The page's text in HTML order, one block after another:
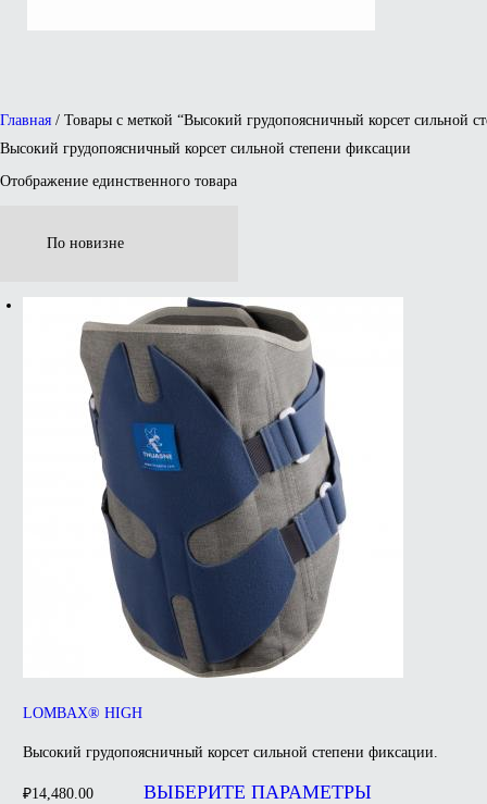
Главная / Товары с меткой “Высокий грудопоясничный корсет сильной
Высокий грудопоясничный корсет сильной степени фиксации
Отображение единственного товара
LOMBAX® HIGH
Высокий грудопоясничный корсет сильной степени фиксации.
₽14,480.00 ВЫБЕРИТЕ ПАРАМЕТРЫ